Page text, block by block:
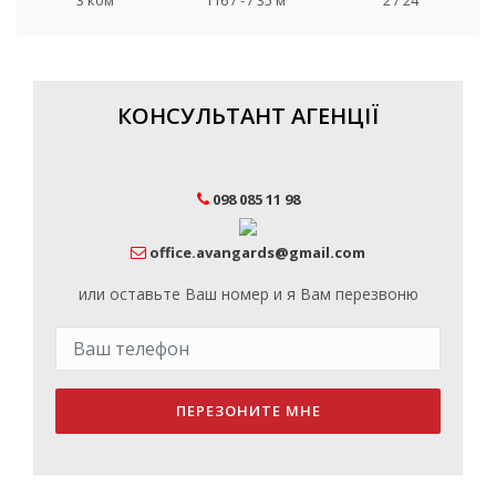
КОНСУЛЬТАНТ АГЕНЦІЇ
098 085 11 98
office.avangards@gmail.com
или оставьте Ваш номер и я Вам перезвоню
ПЕРЕЗОНИТЕ МНЕ